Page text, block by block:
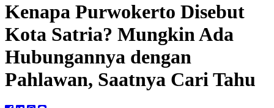
Kenapa Purwokerto Disebut
Kota Satria? Mungkin Ada
Hubungannya dengan
Pahlawan, Saatnya Cari Tahu